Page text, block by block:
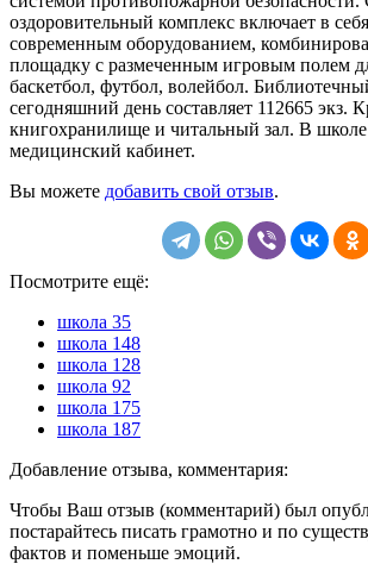
оздоровительный комплекс включает в
современным оборудованием,
площадку с размеченным игровым полем
баскетбол, футбол, волейбол.
сегодняшний день составляет 112665 экз.
книгохранилище и читальный зал. В
медицинский кабинет.
Вы можете добавить свой отзыв.
Посмотрите ещё:
школа 35
школа 148
школа 128
школа 92
школа 175
школа 187
Добавление отзыва, комментария:
Чтобы Ваш отзыв (комментарий) был
постарайтесь писать грамотно и по
фактов и поменьше эмоций.